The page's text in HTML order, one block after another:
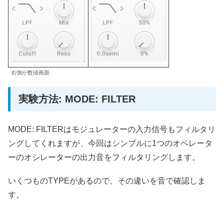
右側が数値画面
実験方法: MODE: FILTER
MODE: FILTERはモジュレーターの入力信号もフィルタリ
ングしてくれますが、今回はシンプルに1つのオペレータ
ーのオシレーターの出力音をフィルタリングします。
いくつものTYPEがあるので、その違いを音で確認しま
す。